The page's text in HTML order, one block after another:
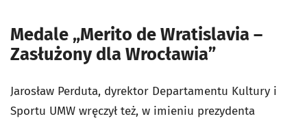
Medale „Merito de Wratislavia –
Zasłużony dla Wrocławia”
Jarosław Perduta, dyrektor Departamentu Kultury i
Sportu UMW wręczył też, w imieniu prezydenta